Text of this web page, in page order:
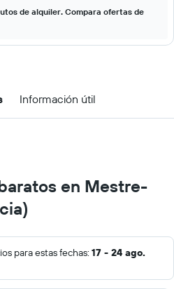
de alquiler. Compara ofertas de
Información útil
en Mestre-
para estas fechas: 17 - 24 ago.